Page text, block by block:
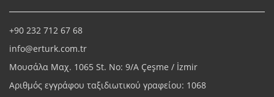
+90 232 712 67 68
info@erturk.com.tr
Μουσάλα Μαχ. 1065 St. No: 9/A Çeşme / İzmir
Αριθμός εγγράφου ταξιδιωτικού γραφείου: 1068